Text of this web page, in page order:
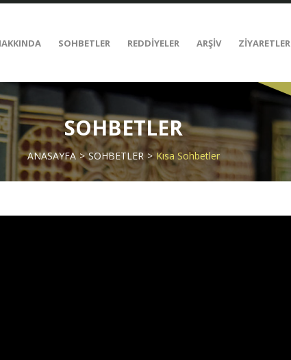
SOHBETLER REDDİYELER ARŞİV ZİYARETLER
SOHBETLER
ANASAYFA SOHBETLER Kısa Sohbetler